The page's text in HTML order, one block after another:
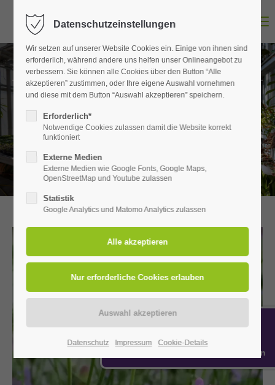
Login
Benutzername
Passwort
Anmelden
Register|Lost your password?
Lorem ipsum dolor sit amet:
24h/ 365days
We offer support for our customers
Aktuelles
GEMEINSAM. WACHSEN. LEBEN.
Datenschutzeinstellungen
Wir setzen auf unserer Website Cookies ein. Einige von ihnen sind
erforderlich, während andere uns helfen unser Onlineangebot zu
verbessern. Sie können alle Cookies über den Button “Alle
akzeptieren” zustimmen, oder Ihre eigene Auswahl vornehmen
und diese mit dem Button “Auswahl akzeptieren” speichern.
Erforderlich*
Notwendige Cookies zulassen damit die Website korrekt
funktioniert
Externe Medien
Externe Medien wie Google Fonts, Google Maps,
OpenStreetMap und Youtube zulassen
Statistik
Google Analytics und Matomo Analytics zulassen
Datenschutz Impressum Cookie-Details
Gehe zu: Bedienhilfen-Einstellungen